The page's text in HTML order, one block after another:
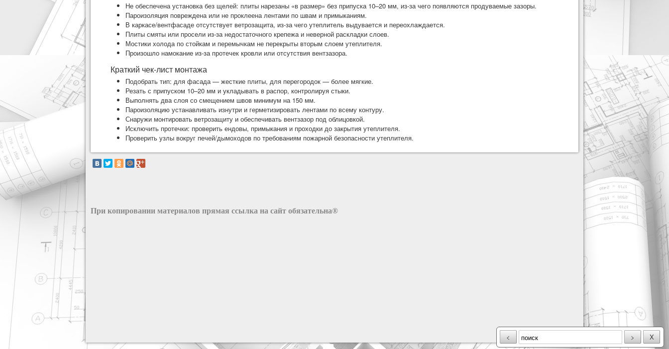
Не обеспечена установка без щелей: плиты нарезаны «в размер» без припуска 10–20 мм, из-за чего появляются продуваемые зазоры.
Пароизоляция повреждена или не проклеена лентами по швам и примыканиям.
В каркасе/вентфасаде отсутствует ветрозащита, из-за чего утеплитель выдувается и переохлаждается.
Плиты смяты или просели из-за недостаточного крепежа и неверной раскладки слоев.
Мостики холода по стойкам и перемычкам не перекрыты вторым слоем утеплителя.
Произошло намокание из-за протечек кровли или отсутствия вентзазора.
Краткий чек‑лист монтажа
Подобрать тип: для фасада — жесткие плиты, для перегородок — более мягкие.
Резать с припуском 10–20 мм и укладывать в распор, контролируя стыки.
Выполнять два слоя со смещением швов минимум на 150 мм.
Пароизоляцию устанавливать изнутри и герметизировать лентами по всему контуру.
Снаружи монтировать ветрозащиту и обеспечивать вентзазор под облицовкой.
Исключить протечки: проверить ендовы, примыкания и проходки до закрытия утеплителя.
Проверить узлы вокруг печей/дымоходов по требованиям пожарной безопасности утеплителя.
При копировании материалов прямая ссылка на сайт обязательна®